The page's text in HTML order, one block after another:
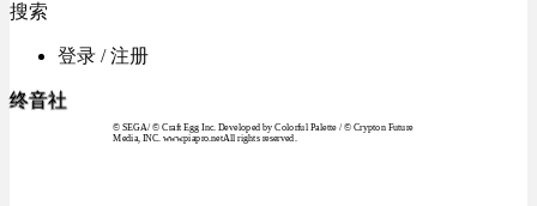
搜索
登录 / 注册
终音社
© SEGA / © Craft Egg Inc. Developed by Colorful Palette / © Crypton Future
Media, INC. www.piapro.netAll rights reserved.